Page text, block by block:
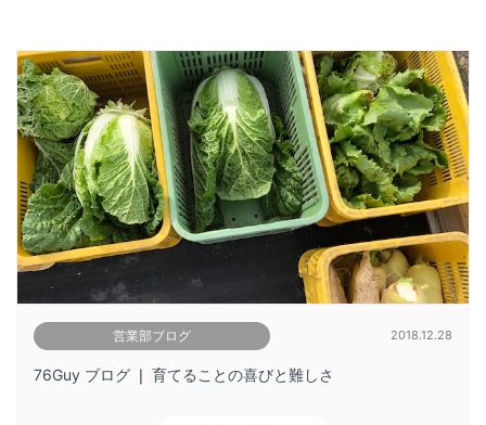
営業部ブログ 2018.12.28
76Guy ブログ ❘ 育てることの喜びと難しさ